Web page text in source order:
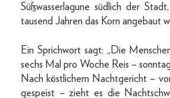
Süßwasserlagune südlich der
tausend Jahren das Korn angebaut
Ein Sprichwort sagt: „Die
sechs Mal pro Woche Reis –
Nach köstlichem Nachtgericht –
gespeist – zieht es die